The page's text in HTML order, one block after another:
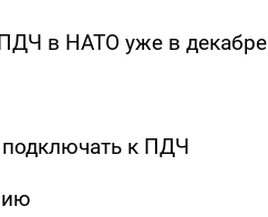
в НАТО уже в декабре
к ПДЧ